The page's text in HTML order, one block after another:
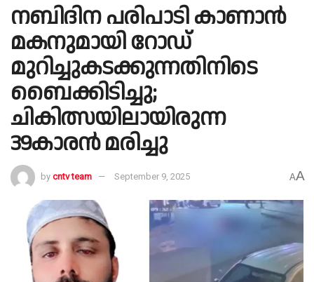
നബിദിന പരിപാടി കാണാന്‍
മകനുമായി റോഡ്
മുറിച്ചുകടക്കുന്നതിനിടെ
ബൈക്കിടിച്ചു;
ചികിത്സയിലായിരുന്ന
39കാരന്‍ മരിച്ചു
by cntv team September 9, 2025 AA